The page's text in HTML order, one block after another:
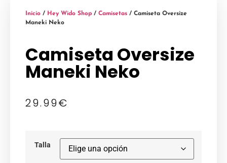
Inicio / Hey Wido Shop / Camisetas / Camiseta Oversize
Maneki Neko
Camiseta Oversize
Maneki Neko
29.99€
Talla